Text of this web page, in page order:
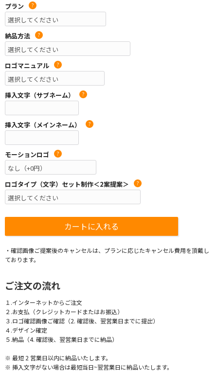
プラン
?
納品方法 ?
ロゴマニュアル ?
挿入文字（サブネーム） ?
挿入文字（メインネーム） ?
モーションロゴ ?
ロゴタイプ（文字）セット制作＜2案提案＞ ?
・確認画像ご提案後のキャンセルは、プランに応じたキャンセル費用を頂戴し
ております。
ご注文の流れ
１.インターネットからご注文
２.お支払（クレジットカードまたはお振込）
３.ロゴ確認画像ご確認（2. 確認後、翌営業日までに提出）
４.デザイン確定
５.納品（4. 確認後、翌営業日までに納品）
※ 最短 2 営業日以内に納品いたします。
※ 挿入文字がない場合は最短当日~翌営業日に納品いたします。